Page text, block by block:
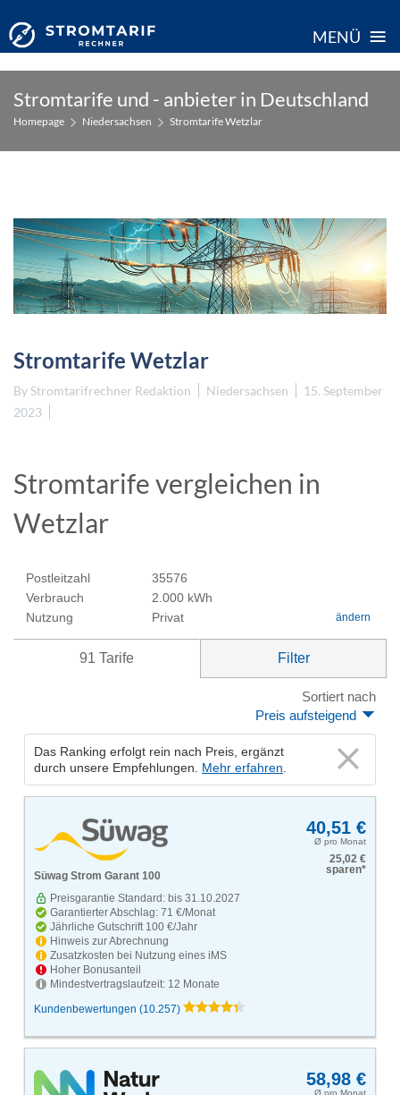
MENÜ ≡
content
Stromtarife und - anbieter in Deutschland
Homepage Niedersachsen Stromtarife Wetzlar
Stromtarife Wetzlar
By Stromtarifrechner Redaktion Niedersachsen
15. September
2023
Stromtarife vergleichen in
Wetzlar